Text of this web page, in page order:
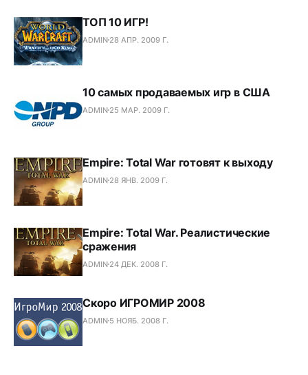
ТОП 10 ИГР!
ADMIN 28 АПР. 2009 Г.
10 самых продаваемых игр в США
ADMIN 25 МАР. 2009 Г.
Empire: Total War готовят к выходу
ADMIN 28 ЯНВ. 2009 Г.
Empire: Total War. Реалистические
сражения
ADMIN 24 ДЕК. 2008 Г.
Скоро ИГРОМИР 2008
ADMIN 5 НОЯБ. 2008 Г.